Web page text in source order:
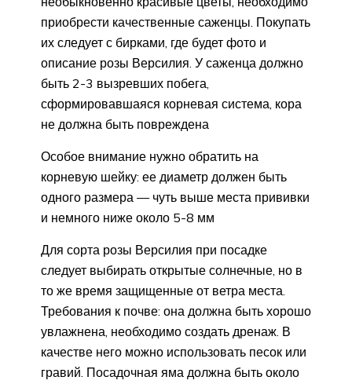
приобрести качественные саженцы. Покупать
их следует с бирками, где будет фото и
описание розы Версилия. У саженца должно
быть 2-3 вызревших побега,
сформировавшаяся корневая система, кора
не должна быть повреждена
Особое внимание нужно обратить на
корневую шейку: ее диаметр должен быть
одного размера — чуть выше места прививки
и немного ниже около 5-8 мм
Для сорта розы Версилия при посадке
следует выбирать открытые солнечные, но в
то же время защищенные от ветра места.
Требования к почве: она должна быть хорошо
увлажнена, необходимо создать дренаж. В
качестве него можно использовать песок или
гравий. Посадочная яма должна быть около